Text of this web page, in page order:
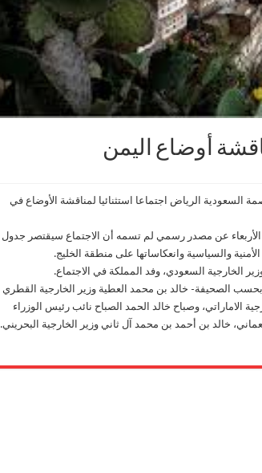
أوضاع ‫‏اليمن‬
السعودية الرياض اجتماعا استثنائيا لمناقشة الأوضاع في
عن مصدر رسمي لم تسمه أن الاجتماع سيقتصر جدول
والسياسية وانعكاساتها على منطقة الخليج.
الخارجية السعودي، وفد المملكة في الاجتماع.
الصحيفة- خالد بن محمد العطية وزير الخارجية القطري
الاماراتي، وصباح خالد الحمد الصباح نائب رئيس الوزراء
خالد بن أحمد بن محمد آل ثاني وزير الخارجية البحريني.